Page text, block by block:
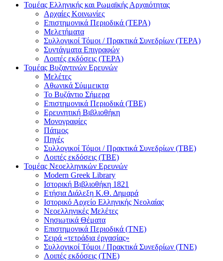
Τομέας Ελληνικής και Ρωμαϊκής Αρχαιότητας
Αρχαίες Κοινωνίες
Επιστημονικά Περιοδικά (ΤΕΡΑ)
Μελετήματα
Συλλογικοί Τόμοι / Πρακτικά Συνεδρίων (ΤΕΡΑ)
Συντάγματα Επιγραφών
Λοιπές εκδόσεις (ΤΕΡΑ)
Τομέας Βυζαντινών Ερευνών
Μελέτες
Αθωνικά Σύμμεικτα
Το Βυζάντιο Σήμερα
Επιστημονικά Περιοδικά (ΤΒΕ)
Ερευνητική Βιβλιοθήκη
Μονογραφίες
Πάτμος
Πηγές
Συλλογικοί Τόμοι / Πρακτικά Συνεδρίων (ΤΒΕ)
Λοιπές εκδόσεις (ΤΒΕ)
Τομέας Νεοελληνικών Ερευνών
Modern Greek Library
Ιστορική Βιβλιοθήκη 1821
Eτήσια Διάλεξη K.Θ. Δημαρά
Ιστορικό Αρχείο Ελληνικής Νεολαίας
Νεοελληνικές Μελέτες
Νησιωτικά Θέματα
Επιστημονικά Περιοδικά (ΤΝΕ)
Σειρά «τετράδια ἐργασίας»
Συλλογικοί Τόμοι / Πρακτικά Συνεδρίων (ΤΝΕ)
Λοιπές εκδόσεις (ΤΝΕ)